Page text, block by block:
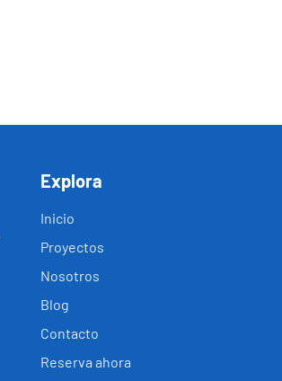
Explora
Inicio
Proyectos
Nosotros
Blog
Contacto
Reserva ahora